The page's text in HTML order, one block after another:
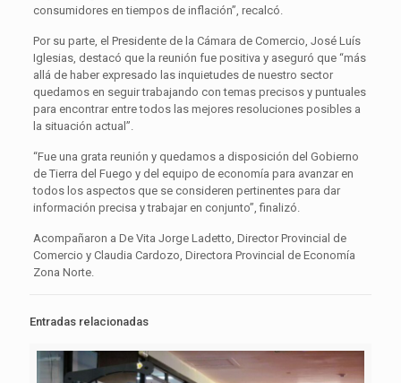
consumidores en tiempos de inflación”, recalcó.
Por su parte, el Presidente de la Cámara de Comercio, José Luís
Iglesias, destacó que la reunión fue positiva y aseguró que “más
allá de haber expresado las inquietudes de nuestro sector
quedamos en seguir trabajando con temas precisos y puntuales
para encontrar entre todos las mejores resoluciones posibles a
la situación actual”.
“Fue una grata reunión y quedamos a disposición del Gobierno
de Tierra del Fuego y del equipo de economía para avanzar en
todos los aspectos que se consideren pertinentes para dar
información precisa y trabajar en conjunto”, finalizó.
Acompañaron a De Vita Jorge Ladetto, Director Provincial de
Comercio y Claudia Cardozo, Directora Provincial de Economía
Zona Norte.
Entradas relacionadas